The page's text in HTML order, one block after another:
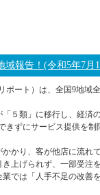
報告！(令和5年7月
ポート）は、全国9地
５類」に移行し、経済
きずにサービス提供を
かり、客が他店に流れ
上げられず、一部受注
では「人手不足の改善